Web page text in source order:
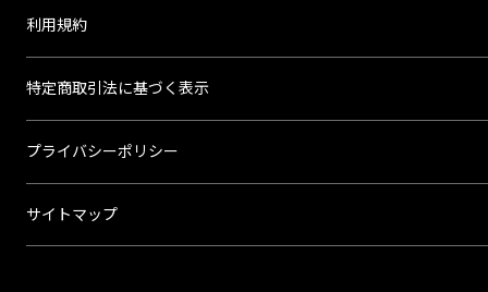
利用規約
特定商取引法に基づく表示
プライバシーポリシー
サイトマップ